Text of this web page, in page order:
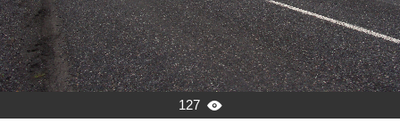
127 